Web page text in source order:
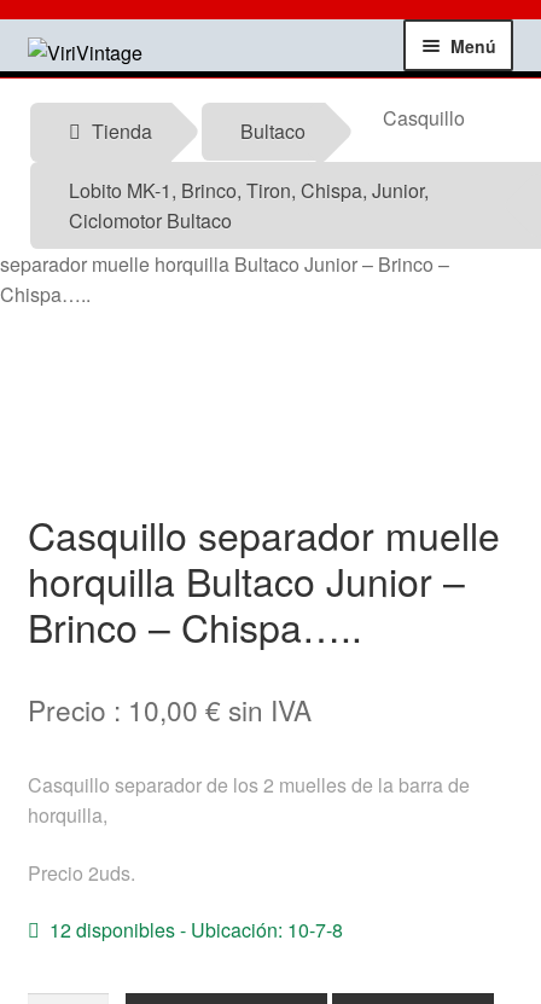
Ir
a
navegación
Ir
al
Menú
Tienda
Mi Cuenta
Contactar
Informacion tecnica
Ayuda
Español
Tienda Bultaco
Lobito MK-1, Brinco, Tiron, Chispa, Junior,
Ciclomotor Bultaco
Casquillo
separador muelle horquilla Bultaco Junior – Brinco –
Chispa…..
Casquillo separador muelle
horquilla Bultaco Junior –
Brinco – Chispa…..
Precio : 10,00 € sin IVA
Casquillo separador de los 2 muelles de la barra de
horquilla,
Precio 2uds.
12 disponibles - Ubicación: 10-7-8